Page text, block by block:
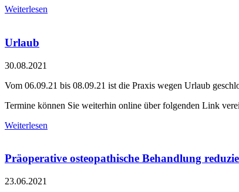
Weiterlesen
Urlaub
30.08.2021
Vom 06.09.21 bis 08.09.21 ist die Praxis wegen Urlaub
Termine können Sie weiterhin online über folgenden Link
Weiterlesen
Präoperative osteopathische Behandlung
23.06.2021